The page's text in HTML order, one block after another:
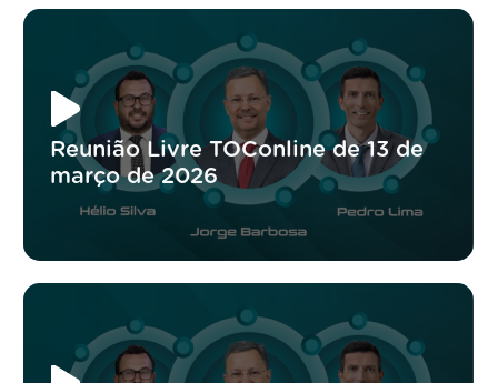
Reunião Livre TOConline de 13 de
março de 2026